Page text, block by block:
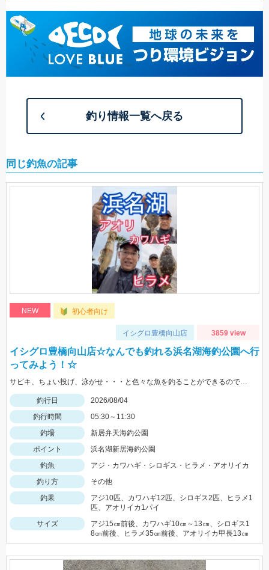
釣り情報一覧へ戻る
同じ釣魚の記事
NEW 初心者向け
イシグロ豊橋向山店 3859 view
イシグロ豊橋向山店☆なんでも釣れる浜名湖海釣公園へ行
ってみよう！☆
サビキ、ちょい投げ、泳がせ・・・と色々な魚を釣ることができるので仕掛けも何種類か用意していけば楽しむことができますよ！
釣行日
2026/08/04
釣行時間
05:30～11:30
釣場
新居弁天海釣公園
ポイント
浜名湖新居海釣公園
釣魚
アジ・カワハギ・シロギス・ヒラメ・アオリイカ
釣り方
その他
釣果
アジ10匹、カワハギ12匹、シロギス2匹、ヒラメ1
匹、アオリイカ1パイ
サイズ
アジ15㎝前後、カワハギ10㎝～13㎝、シロギス1
8㎝前後、ヒラメ35㎝前後、アオリイカ甲長13㎝